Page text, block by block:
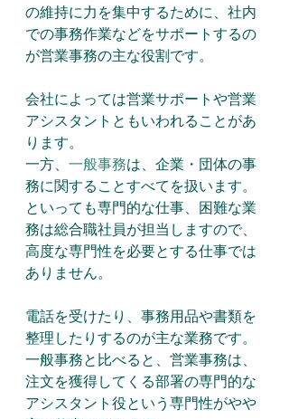
の維持に力を集中するために、社内
での事務作業などをサポートするの
が営業事務の主な役割です。
会社によっては営業サポートや営業
アシスタントともいわれることがあ
ります。
一方、 一般事務は、企業・団体の事
務に関することすべてを扱います。
といっても専門的な仕事、困難な業
務は総合職社員が担当しますので、
高度な専門性を必要とする仕事では
ありません。
電話を受けたり、事務用品や書類を
整理したりするのが主な業務です。
一般事務と比べると、営業事務は、
注文を獲得してくる部署の専門的な
アシスタント役という専門性がやや